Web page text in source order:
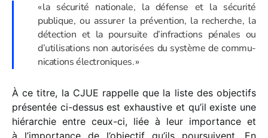
« la sécu­rité natio­nale, la défense et la sécu­rité
publique, ou assu­rer la préven­tion, la recherche, la
détec­tion et la pour­suite d’infractions pénales ou
d’utilisations non auto­ri­sées du système de commu­
ni­ca­tions électroniques. »
À ce titre, la CJUE rappelle que la liste des objec­tifs
présen­tée ci-dessus est exhaus­tive et qu’il existe une
hiérar­chie entre ceux-ci, liée à leur impor­tance et